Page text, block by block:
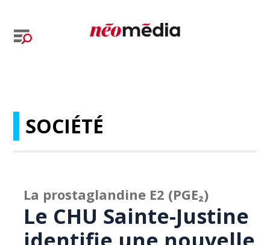
SOCIÉTÉ
La prostaglandine E2 (PGE₂)
Le CHU Sainte-Justine